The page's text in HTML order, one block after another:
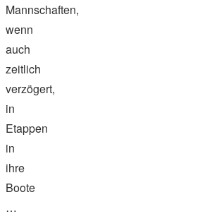
Mannschaften,
wenn
auch
zeitlich
verzögert,
in
Etappen
in
ihre
Boote
…